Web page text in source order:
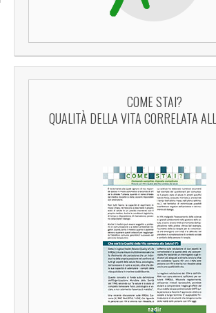
COME STAI?
QUALITÀ DELLA VITA CORRELATA